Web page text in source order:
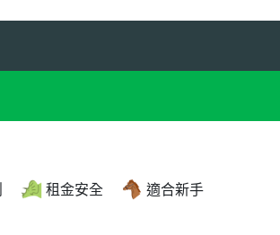
租金安全 適合新手